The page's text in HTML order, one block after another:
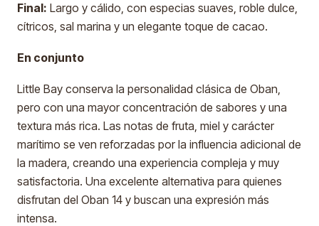
Final: Largo y cálido, con especias suaves, roble dulce,
cítricos, sal marina y un elegante toque de cacao.
En conjunto
Little Bay conserva la personalidad clásica de Oban,
pero con una mayor concentración de sabores y una
textura más rica. Las notas de fruta, miel y carácter
marítimo se ven reforzadas por la influencia adicional de
la madera, creando una experiencia compleja y muy
satisfactoria. Una excelente alternativa para quienes
disfrutan del Oban 14 y buscan una expresión más
intensa.